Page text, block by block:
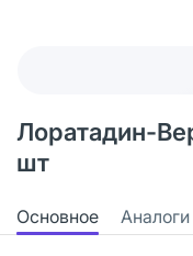
Лоратадин-
шт
Основное Аналоги